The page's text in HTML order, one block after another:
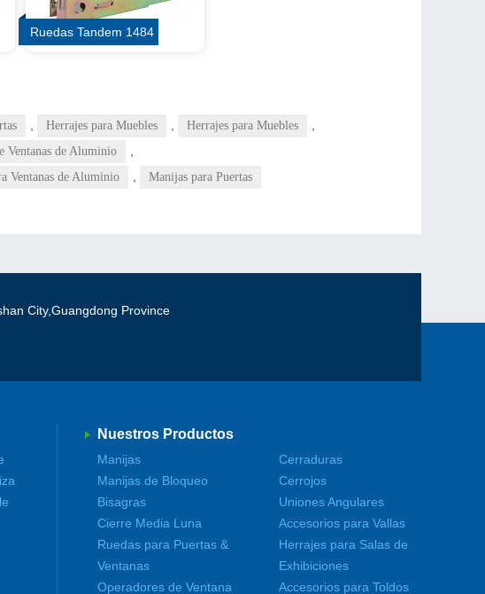
Ruedas Tandem 1484
Herrajes para Muebles Herrajes para Muebles
Ventanas de Aluminio
Ventanas de Aluminio Manijas para Puertas
City,Guangdong Province
Nuestros Productos
Manijas
Manijas de Bloqueo
Bisagras
Cierre Media Luna
Ruedas para Puertas &
Ventanas
Operadores de Ventana
Cerraduras
Cerrojos
Uniones Angulares
Accesorios para Vallas
Herrajes para Salas de
Exhibiciones
Accesorios para Toldos